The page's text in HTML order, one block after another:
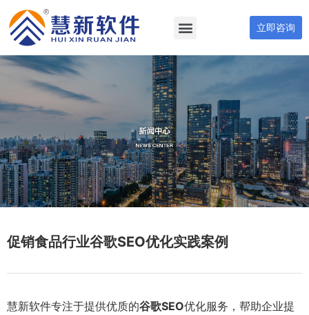
立即咨询
促销食品行业谷歌SEO优化实践案例
慧新软件专注于提供优质的谷歌SEO优化服务，帮助企业提